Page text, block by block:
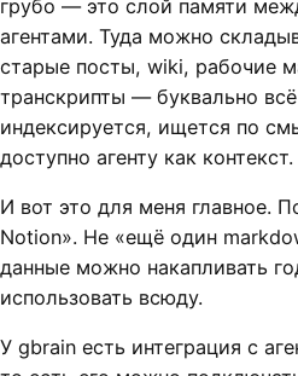
грубо — это слой памяти
агентами. Туда можно
старые посты, wiki, рабочие
транскрипты — буквально
индексируется, ищется по
доступно агенту как контекст.
И вот это для меня главное.
Notion». Не «ещё один
данные можно накапливать
использовать всюду.
У gbrain есть интеграция с